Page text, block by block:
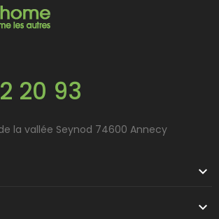
20 93
la vallée Seynod 74600 Annecy

